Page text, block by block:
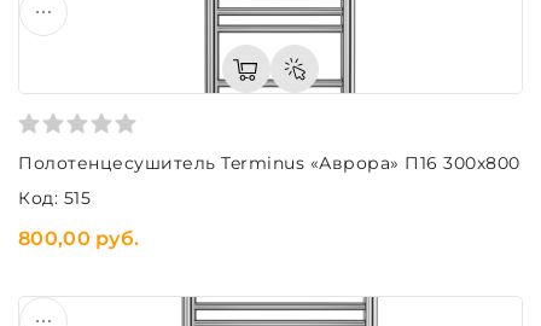
Полотенцесушитель Terminus «Аврора» П16 300х800
Код: 515
800,00 руб.